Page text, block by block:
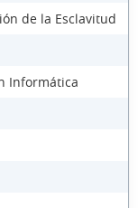
de la Esclavitud
Informática